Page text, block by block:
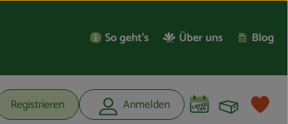
So geht’s Über uns Blog
Registrieren Anmelden